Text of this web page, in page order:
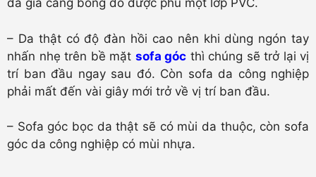
da giả căng bóng do được phủ một lớp PVC.
– Da thật có độ đàn hồi cao nên khi dùng ngón tay
nhấn nhẹ trên bề mặt sofa góc thì chúng sẽ trở lại vị
trí ban đầu ngay sau đó. Còn sofa da công nghiệp
phải mất đến vài giây mới trở về vị trí ban đầu.
– Sofa góc bọc da thật sẽ có mùi da thuộc, còn sofa
góc da công nghiệp có mùi nhựa.